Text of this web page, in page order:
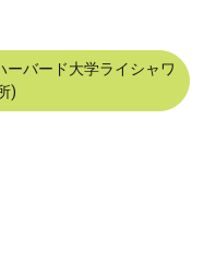
ーバード大学ライシャワ
)